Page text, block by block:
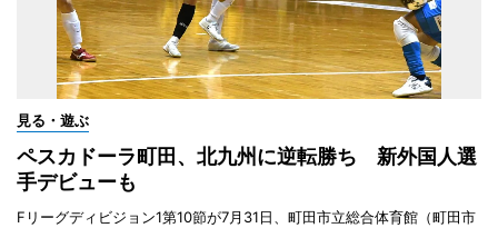
見る・遊ぶ
ペスカドーラ町田、北九州に逆転勝ち 新外国人選
手デビューも
Fリーグディビジョン1第10節が7月31日、町田市立総合体育館（町田市